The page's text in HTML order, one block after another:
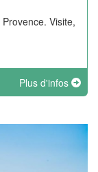
Visite,
Plus d'infos